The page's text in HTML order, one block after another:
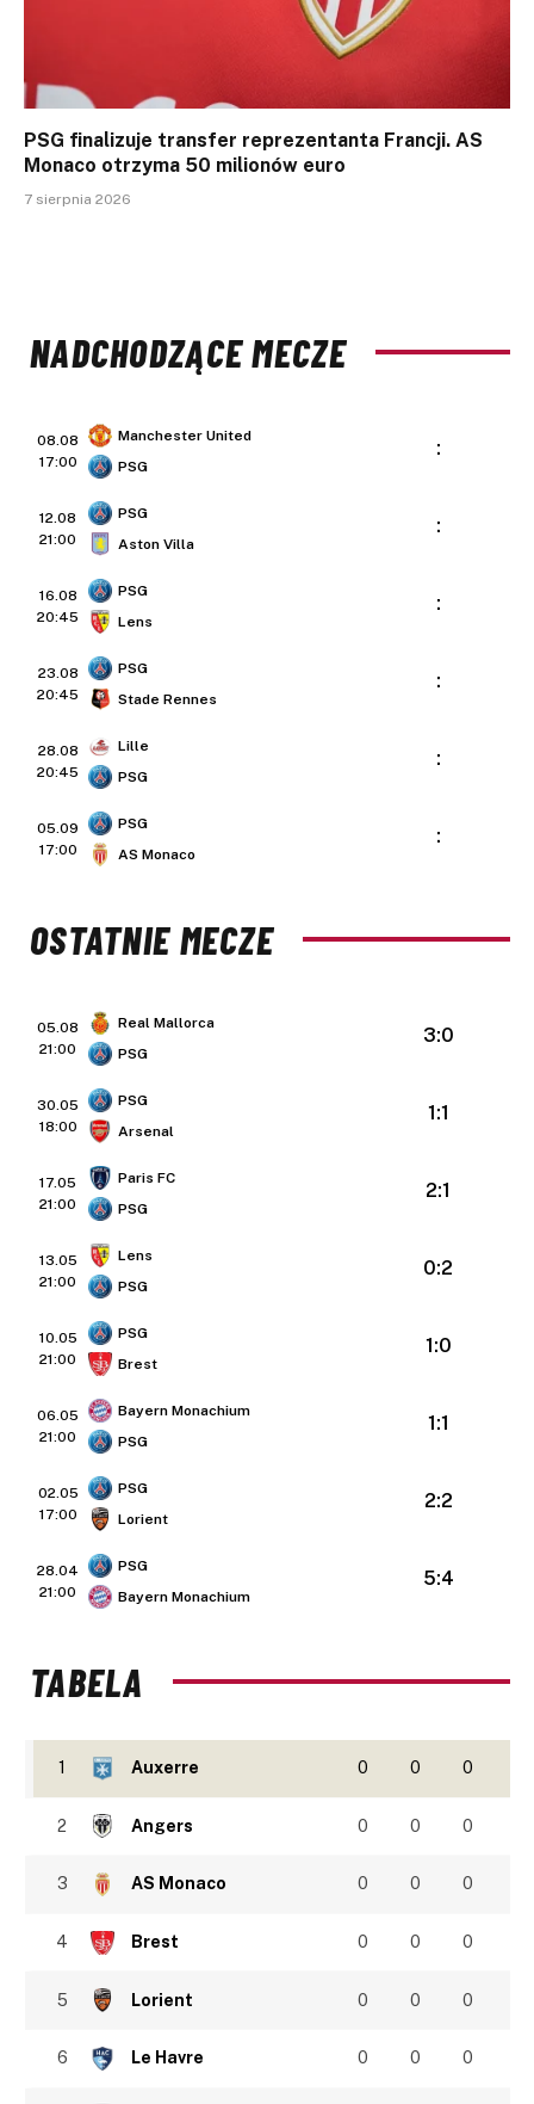
PSG finalizuje transfer reprezentanta Francji. AS
Monaco otrzyma 50 milionów euro
7 sierpnia 2026
NADCHODZĄCE MECZE
08.08
17:00
Manchester United
PSG
:
12.08
21:00
PSG
Aston Villa
:
16.08
20:45
PSG
Lens
:
23.08
20:45
PSG
Stade Rennes
:
28.08
20:45
Lille
PSG
:
05.09
17:00
PSG
AS Monaco
:
OSTATNIE MECZE
05.08
21:00
Real Mallorca
PSG
3:0
30.05
18:00
PSG
Arsenal
1:1
17.05
21:00
Paris FC
PSG
2:1
13.05
21:00
Lens
PSG
0:2
10.05
21:00
PSG
Brest
1:0
06.05
21:00
Bayern Monachium
PSG
1:1
02.05
17:00
PSG
Lorient
2:2
28.04
21:00
PSG
Bayern Monachium
5:4
TABELA
1 Auxerre 0 0 0
2 Angers 0 0 0
3 AS Monaco 0 0 0
4 Brest 0 0 0
5 Lorient 0 0 0
6 Le Havre 0 0 0